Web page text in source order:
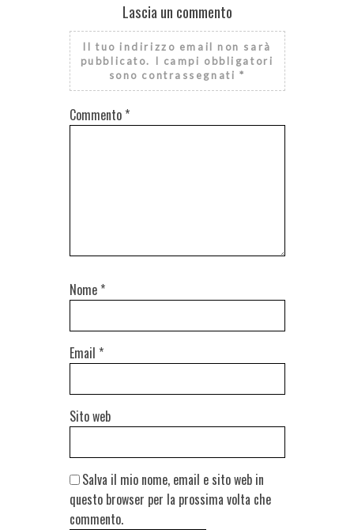
Lascia un commento
Il tuo indirizzo email non sarà
pubblicato.
I campi obbligatori
sono contrassegnati *
Commento *
Nome *
Email *
Sito web
Salva il mio nome, email e sito web in
questo browser per la prossima volta che
commento.